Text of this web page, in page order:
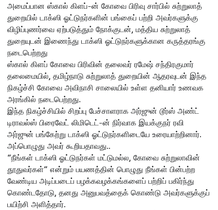
அமைப்பான ஸ்கால் கிளப்-ன் கோவை பிரிவு சார்பில் சுற்றுலாத்
துறையில் டாக்ஸி ஓட்டுநர்களின் பங்கைப் பற்றி அவர்களுக்கு
விழிப்புணர்வை ஏற்படுத்தும் நோக்குடன், மத்திய சுற்றுலாத்
துறையுடன் இணைந்து டாக்ஸி ஓட்டுநர்களுக்கான கருத்தரங்கு
நடைபெற்றது
ஸ்கால் கிளப் கோவை பிரிவின் தலைவர் ரமேஷ் சந்திரகுமார்
தலைமையில், தமிழ்நாடு சுற்றுலாத் துறையின் ஆதரவுடன் இந்த
நிகழ்ச்சி கோவை அவிநாசி சாலையில் உள்ள தனியார் உணவக
அரங்கில் நடைபெற்றது.
இந்த நிகழ்ச்சியில் சிறப்பு பேச்சாளராக அர்ஜுன் டூர்ஸ் அண்ட்
டிராவல்ஸ் பிரைவேட் லிமிடெட்-ன் நிர்வாக இயக்குநர் ரவி
அர்ஜுன் பங்கேற்று டாக்ஸி ஓட்டுநர்களிடையே உரையாற்றினார்.
அப்பொழுது அவர் கூறியதாவது..
“நீங்கள் டாக்ஸி ஓட்டுநர்கள் மட்டுமல்ல, கோவை சுற்றுலாவின்
தூதுவர்கள்” என்றும் பயணத்தின் பொழுது நீங்கள் பின்பற்ற
வேண்டிய அடிப்படைப் பழக்கவழக்கங்களைப் பற்றிப் பகிர்ந்து
கொண்டதோடு, தனது அனுபவத்தைக் கொண்டு அவர்களுக்குப்
பயிற்சி அளித்தார்.